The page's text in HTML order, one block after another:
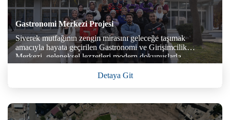
Gastronomi Merkezi Projesi
Siverek mutfağının zengin mirasını geleceğe taşımak
amacıyla hayata geçirilen Gastronomi ve Girişimcilik
Merkezi, geleneksel lezzetleri modern dokunuşlarla
buluşturan yenilikçi bir projedir.
Detaya Git